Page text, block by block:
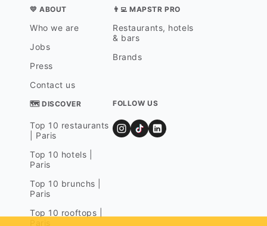
💛 ABOUT
Who we are
Jobs
Press
Contact us
👨‍💻 MAPSTR PRO
Restaurants, hotels
& bars
Brands
🗺 DISCOVER
Top 10 restaurants
| Paris
Top 10 hotels |
Paris
Top 10 brunchs |
Paris
Top 10 rooftops |
FOLLOW US